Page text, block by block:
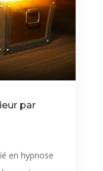
par
en hypnose